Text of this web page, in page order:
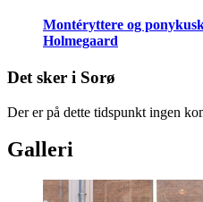
Montéryttere og
Holmegaard
Det sker i Sorø
Der er på dette tidspunkt ingen
Galleri